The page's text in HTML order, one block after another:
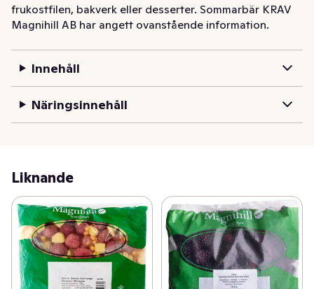
frukostfilen, bakverk eller desserter. Sommarbär KRAV
innehåller ekologiskt odlade jordgubbar, björnbär och
Magnihill AB har angett ovanstående information.
Innehåll
Näringsinnehåll
Liknande